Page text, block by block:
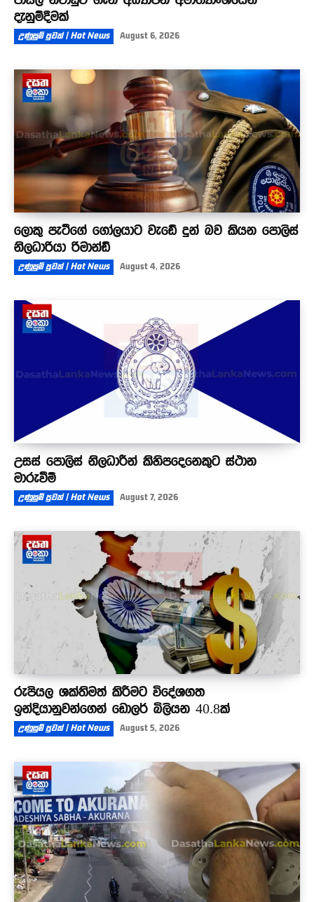
දැනුම්දීමක්
උණුසුම් පුවත් | Hot News August 6, 2026
ලොකු පැටීගේ ගෝලයාට වැඩේ දුන් බව කියන පොලිස්
නිලධාරියා රිමාන්ඩ්
උණුසුම් පුවත් | Hot News August 4, 2026
උසස් පොලිස් නිලධාරීන් කිහිපදෙනෙකුට ස්ථාන
මාරුවීම්
උණුසුම් පුවත් | Hot News August 7, 2026
රුපියල ශක්තිමත් කිරීමට විදේශගත
ඉන්දියානුවන්ගෙන් ඩොලර් බිලියන 40.8ක්
උණුසුම් පුවත් | Hot News August 5, 2026